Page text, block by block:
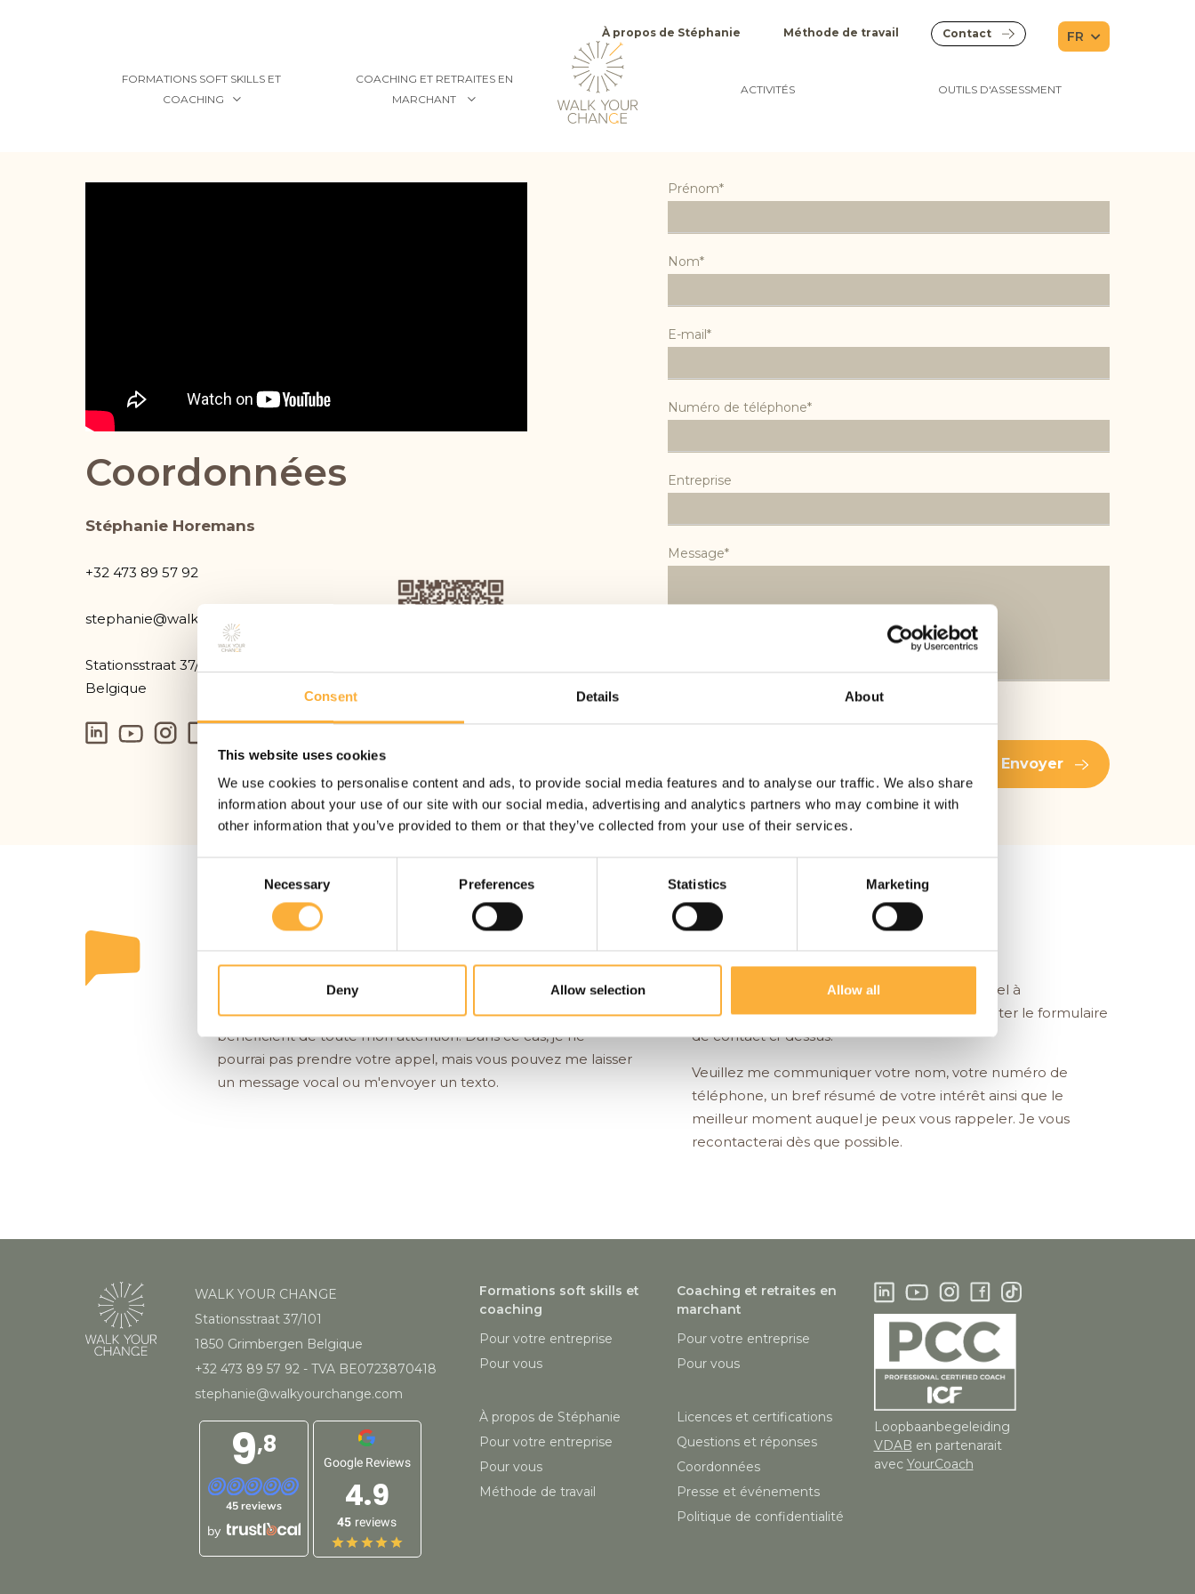
Consent Details About
This website uses cookies
We use cookies to personalise content and ads, to provide social media features and to analyse our traffic. We also share
information about your use of our site with our social media, advertising and analytics partners who may combine it with
other information that you’ve provided to them or that they’ve collected from your use of their services.
Necessary Preferences Statistics Marketing
Deny Allow selection Allow all
Top
menu
À propos de Stéphanie Méthode de travail Contact FR
FORMATIONS SOFT SKILLS ET
COACHING
COACHING ET RETRAITES EN
MARCHANT
ACTIVITÉS OUTILS D'ASSESSMENT
Coordonnées
Stéphanie Horemans
+32 473 89 57 92
stephanie@walkyourchange.com
Stationsstraat 37/101, 1850 Grimbergen,
Belgique
ENREGISTREZ MES
Prénom*
Nom*
E-mail*
Numéro de téléphone*
Entreprise
Message*
Envoyer
Vous pouvez me joindre sur mon portable: +32 473 895 792.
Cependant, lorsque je suis en pleine séance, mes clients
bénéficient de toute mon attention. Dans ce cas, je ne
pourrai pas prendre votre appel, mais vous pouvez me laisser
un message vocal ou m'envoyer un texto.
Vous pouvez également m'envoyer un courriel à
stephanie@walkyourchange.comou compléter le formulaire
de contact ci-dessus.
Veuillez me communiquer votre nom, votre numéro de
téléphone, un bref résumé de votre intérêt ainsi que le
meilleur moment auquel je peux vous rappeler. Je vous
recontacterai dès que possible.
WALK YOUR CHANGE
Stationsstraat 37/101
1850 Grimbergen Belgique
+32 473 89 57 92 - TVA BE0723870418
stephanie@walkyourchange.com
9,8
45 reviews
by
Google Reviews
4.9
45 reviews
Formations soft skills et
coaching
Pour votre entreprise
Pour vous
Coaching et retraites en
marchant
Pour votre entreprise
Pour vous
À propos de Stéphanie
Pour votre entreprise
Pour vous
Méthode de travail
Licences et certifications
Questions et réponses
Coordonnées
Presse et événements
Politique de confidentialité
Loopbaanbegeleiding
VDAB en partenarait
avec YourCoach